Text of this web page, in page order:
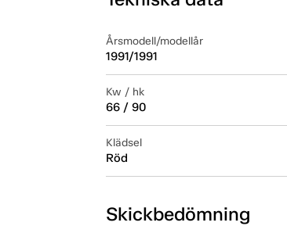
Årsmodell/modellår
1991/1991
Kw / hk
66 / 90
Klädsel
Röd
Skickbedömning